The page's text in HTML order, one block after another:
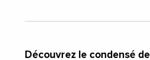
Découvrez le condensé de